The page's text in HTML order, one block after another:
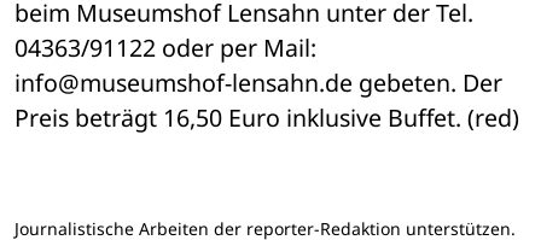
beim Museumshof Lensahn unter der Tel.
04363/91122 oder per Mail:
info@museumshof-lensahn.de gebeten. Der
Preis beträgt 16,50 Euro inklusive Buffet. (red)
Journalistische Arbeiten der reporter-Redaktion unterstützen.